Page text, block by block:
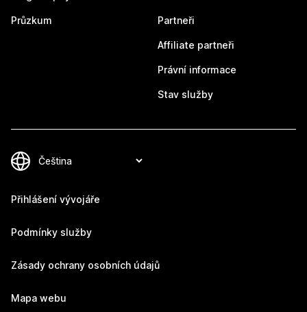
Průzkum Partneři
Affiliate partneři
Právní informace
Stav služby
Přihlášení vývojáře
Podmínky služby
Zásady ochrany osobních údajů
Mapa webu